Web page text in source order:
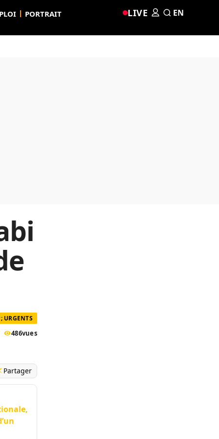
PORTRAIT LIVE EN
URGENTS
486vues
Partager